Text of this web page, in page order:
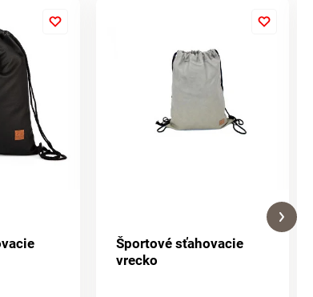
Športové sťahovacie
vrecko